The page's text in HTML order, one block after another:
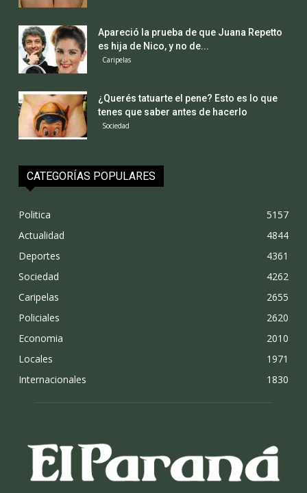
Apareció la prueba de que Juana Repetto
es hija de Nico, y no de...
Caripelas
¿Querés tatuarte el pene? Esto es lo que
tenes que saber antes de hacerlo
Sociedad
CATEGORÍAS POPULARES
Politica
5157
Actualidad
4844
Deportes
4361
Sociedad
4262
Caripelas
2655
Policiales
2620
Economia
2010
Locales
1971
Internacionales
1830